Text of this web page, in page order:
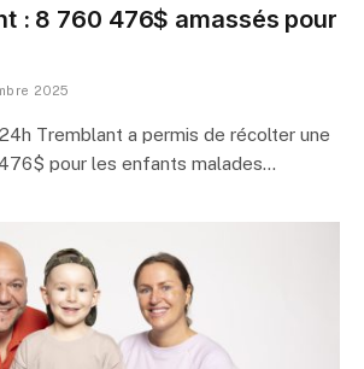
: 8 760 476$ amassés pour
2025
Tremblant a permis de récolter une
pour les enfants malades…